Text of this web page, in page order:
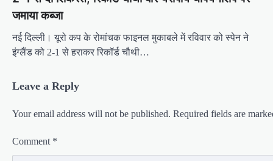
जमाया कब्जा
नई दिल्ली। यूरो कप के रोमांचक फाइनल मुकाबले में रविवार को स्पेन ने
इंग्लैंड को 2-1 से हराकर रिकॉर्ड चौथी…
Leave a Reply
Your email address will not be published. Required fields are
Comment *